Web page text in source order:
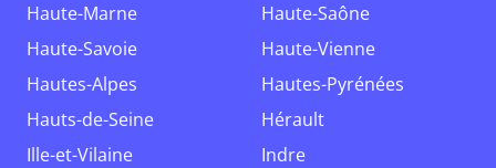
Haute-Marne
Haute-Saône
Haute-Savoie
Haute-Vienne
Hautes-Alpes
Hautes-Pyrénées
Hauts-de-Seine
Hérault
Ille-et-Vilaine
Indre